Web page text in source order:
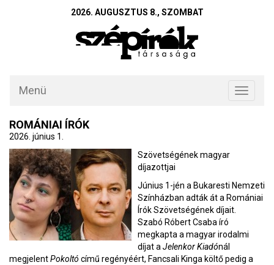
2026. AUGUSZTUS 8., SZOMBAT
Toggle
Menü
ROMÁNIAI ÍRÓK
2026. június 1.
Szövetségének magyar
díjazottjai
Június 1-jén a Bukaresti Nemzeti
Színházban adták át a Romániai
Írók Szövetségének díjait.
Szabó Róbert Csaba író
megkapta a magyar irodalmi
díjat aJelenkor Kiadónál
megjelentPokoltó című regényéért, Fancsali Kinga költő pedig a